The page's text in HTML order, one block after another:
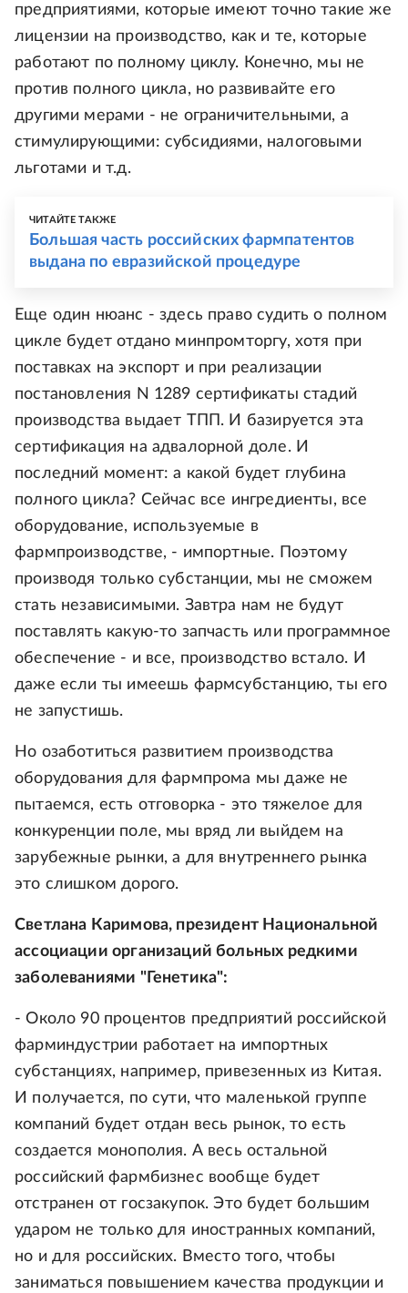
предприятиями, которые имеют точно такие же
лицензии на производство, как и те, которые
работают по полному циклу. Конечно, мы не
против полного цикла, но развивайте его
другими мерами - не ограничительными, а
стимулирующими: субсидиями, налоговыми
льготами и т.д.
ЧИТАЙТЕ ТАКЖЕ
Большая часть российских фармпатентов
выдана по евразийской процедуре
Еще один нюанс - здесь право судить о полном
цикле будет отдано минпромторгу, хотя при
поставках на экспорт и при реализации
постановления N 1289 сертификаты стадий
производства выдает ТПП. И базируется эта
сертификация на адвалорной доле. И
последний момент: а какой будет глубина
полного цикла? Сейчас все ингредиенты, все
оборудование, используемые в
фармпроизводстве, - импортные. Поэтому
производя только субстанции, мы не сможем
стать независимыми. Завтра нам не будут
поставлять какую-то запчасть или программное
обеспечение - и все, производство встало. И
даже если ты имеешь фармсубстанцию, ты его
не запустишь.
Но озаботиться развитием производства
оборудования для фармпрома мы даже не
пытаемся, есть отговорка - это тяжелое для
конкуренции поле, мы вряд ли выйдем на
зарубежные рынки, а для внутреннего рынка
это слишком дорого.
Светлана Каримова, президент Национальной
ассоциации организаций больных редкими
заболеваниями "Генетика":
- Около 90 процентов предприятий российской
фарминдустрии работает на импортных
субстанциях, например, привезенных из Китая.
И получается, по сути, что маленькой группе
компаний будет отдан весь рынок, то есть
создается монополия. А весь остальной
российский фармбизнес вообще будет
отстранен от госзакупок. Это будет большим
ударом не только для иностранных компаний,
но и для российских. Вместо того, чтобы
заниматься повышением качества продукции и